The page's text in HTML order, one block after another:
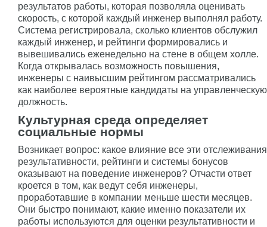
результатов работы, которая позволяла оценивать
скорость, с которой каждый инженер выполнял работу.
Система регистрировала, сколько клиентов обслужил
каждый инженер, и рейтинги формировались и
вывешивались еженедельно на стене в общем холле.
Когда открывалась возможность повышения,
инженеры с наивысшим рейтингом рассматривались
как наиболее вероятные кандидаты на управленческую
должность.
Культурная среда определяет
социальные нормы
Возникает вопрос: какое влияние все эти отслеживания
результативности, рейтинги и системы бонусов
оказывают на поведение инженеров? Отчасти ответ
кроется в том, как ведут себя инженеры,
проработавшие в компании меньше шести месяцев.
Они быстро понимают, какие именно показатели их
работы используются для оценки результативности и